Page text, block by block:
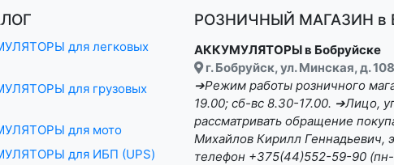
для легковых
для грузовых
для мото
для ИБП (UPS)
РОЗНИЧНЫЙ МАГАЗИН в
АККУМУЛЯТОРЫ в Бобруйске
г. Бобруйск, ул. Минская, д.
➔Режим работы розничного
19.00; сб-вс 8.30-17.00. ➔Лицо,
рассматривать обращение
Михайлов Кирилл Геннадьевич,
телефон +375(44)552-59-90